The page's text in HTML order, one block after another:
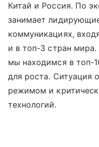
Китай и Россия. По
занимает
коммуникациях,
и в топ-3 стран
мы находимся в топ-
для роста. Ситуация
режимом и
технологий.